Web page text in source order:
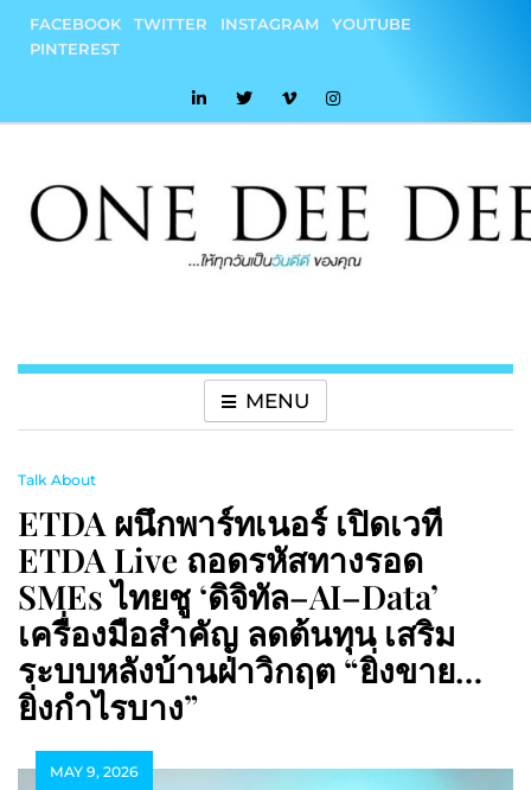
content
FACEBOOK TWITTER INSTAGRAM
YOUTUBE
PINTEREST
MENU
Talk About
ETDA ผนึกพาร์ทเนอร์ เปิดเวที
ETDA Live ถอดรหัสทางรอด
SMEs ไทยชู ‘ดิจิทัล–AI–Data’
เครื่องมือสำคัญ ลดต้นทุน เสริม
ระบบหลังบ้านฝ่าวิกฤต “ยิ่งขาย…
ยิ่งกำไรบาง”
MAY 9, 2026